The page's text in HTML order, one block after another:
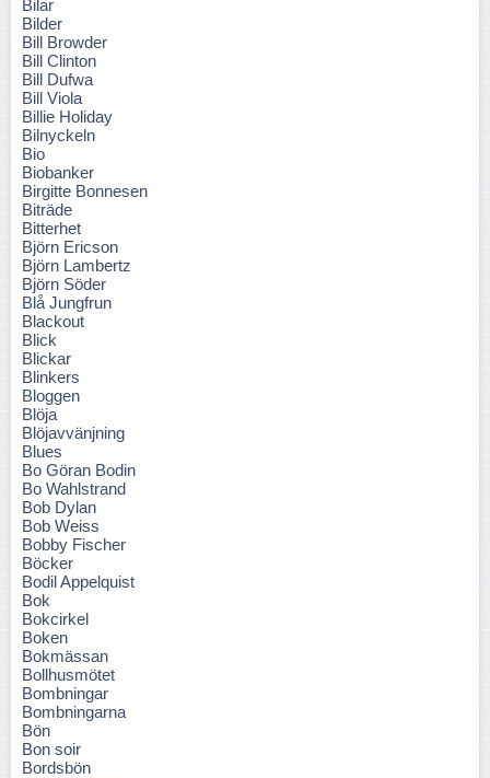
Bilar
Bilder
Bill Browder
Bill Clinton
Bill Dufwa
Bill Viola
Billie Holiday
Bilnyckeln
Bio
Biobanker
Birgitte Bonnesen
Biträde
Bitterhet
Björn Ericson
Björn Lambertz
Björn Söder
Blå Jungfrun
Blackout
Blick
Blickar
Blinkers
Bloggen
Blöja
Blöjavvänjning
Blues
Bo Göran Bodin
Bo Wahlstrand
Bob Dylan
Bob Weiss
Bobby Fischer
Böcker
Bodil Appelquist
Bok
Bokcirkel
Boken
Bokmässan
Bollhusmötet
Bombningar
Bombningarna
Bön
Bon soir
Bordsbön